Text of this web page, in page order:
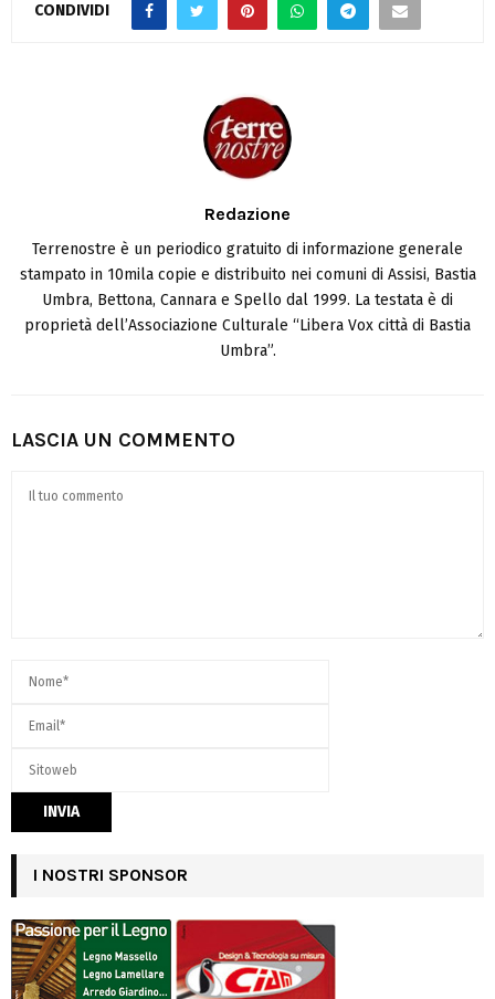
CONDIVIDI
Redazione
Terrenostre è un periodico gratuito di informazione generale
stampato in 10mila copie e distribuito nei comuni di Assisi, Bastia
Umbra, Bettona, Cannara e Spello dal 1999. La testata è di
proprietà dell’Associazione Culturale “Libera Vox città di Bastia
Umbra”.
LASCIA UN COMMENTO
I NOSTRI SPONSOR